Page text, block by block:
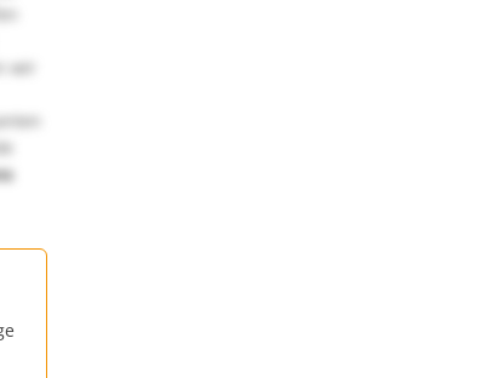
wir